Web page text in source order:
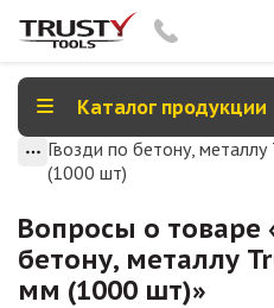
Каталог продукции
Гвозди по бетону,
(1000 шт)
Вопросы о товаре
бетону, металлу
мм (1000 шт)»